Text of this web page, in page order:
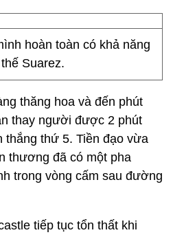
hoàn toàn có khả năng
Suarez.
thăng hoa và đến phút
thay người được 2 phút
thắng thứ 5. Tiền đạo vừa
thương đã có một pha
trong vòng cấm sau đường
tiếp tục tổn thất khi